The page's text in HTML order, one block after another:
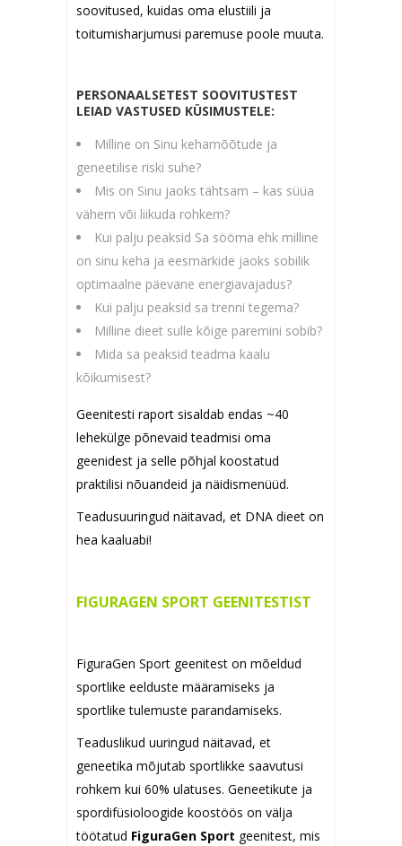
soovitused, kuidas oma elustiili ja
toitumisharjumusi paremuse poole muuta.
PERSONAALSETEST SOOVITUSTEST
LEIAD VASTUSED KÜSIMUSTELE:
Milline on Sinu kehamõõtude ja
geneetilise riski suhe?
Mis on Sinu jaoks tähtsam – kas süüa
vähem või liikuda rohkem?
Kui palju peaksid Sa sööma ehk milline
on sinu keha ja eesmärkide jaoks sobilik
optimaalne päevane energiavajadus?
Kui palju peaksid sa trenni tegema?
Milline dieet sulle kõige paremini sobib?
Mida sa peaksid teadma kaalu
kõikumisest?
Geenitesti raport sisaldab endas ~40
lehekülge põnevaid teadmisi oma
geenidest ja selle põhjal koostatud
praktilisi nõuandeid ja näidismenüüd.
Teadusuuringud näitavad, et DNA dieet on
hea kaaluabi!
FIGURAGEN SPORT GEENITESTIST
FiguraGen Sport geenitest on mõeldud
sportlike eelduste määramiseks ja
sportlike tulemuste parandamiseks.
Teaduslikud uuringud näitavad, et
geneetika mõjutab sportlikke saavutusi
rohkem kui 60% ulatuses. Geneetikute ja
spordifüsioloogide koostöös on välja
töötatud FiguraGen Sport geenitest, mis